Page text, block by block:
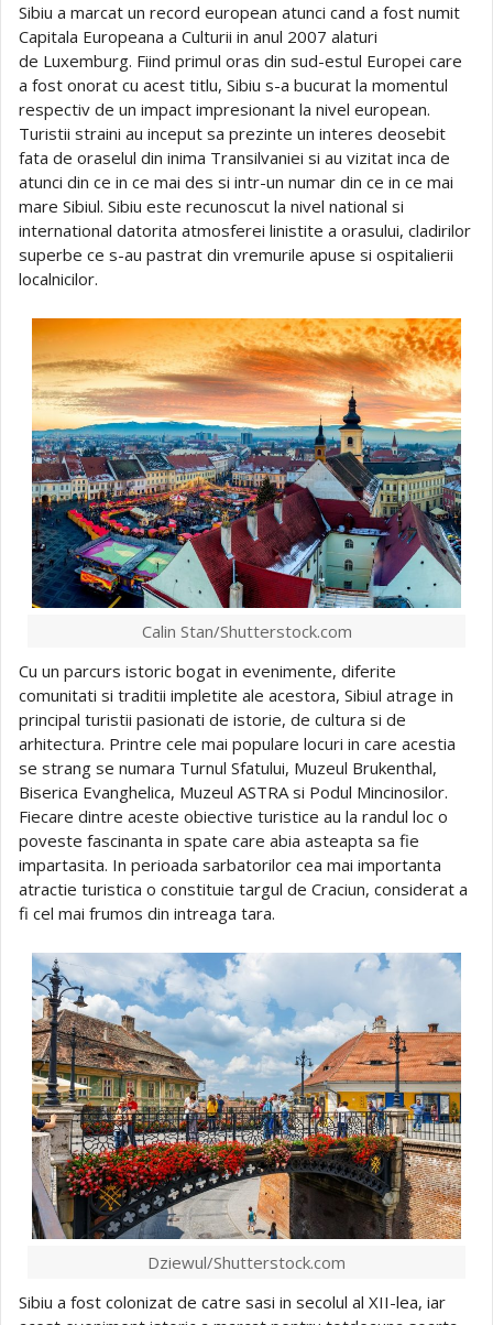
Sibiu a marcat un record european atunci cand a fost numit
Capitala Europeana a Culturii in anul 2007 alaturi
de Luxemburg. Fiind primul oras din sud-estul Europei care
a fost onorat cu acest titlu, Sibiu s-a bucurat la momentul
respectiv de un impact impresionant la nivel european.
Turistii straini au inceput sa prezinte un interes deosebit
fata de oraselul din inima Transilvaniei si au vizitat inca de
atunci din ce in ce mai des si intr-un numar din ce in ce mai
mare Sibiul. Sibiu este recunoscut la nivel national si
international datorita atmosferei linistite a orasului, cladirilor
superbe ce s-au pastrat din vremurile apuse si ospitalierii
localnicilor.
Calin Stan/Shutterstock.com
Cu un parcurs istoric bogat in evenimente, diferite
comunitati si traditii impletite ale acestora, Sibiul atrage in
principal turistii pasionati de istorie, de cultura si de
arhitectura. Printre cele mai populare locuri in care acestia
se strang se numara Turnul Sfatului, Muzeul Brukenthal,
Biserica Evanghelica, Muzeul ASTRA si Podul Mincinosilor.
Fiecare dintre aceste obiective turistice au la randul loc o
poveste fascinanta in spate care abia asteapta sa fie
impartasita. In perioada sarbatorilor cea mai importanta
atractie turistica o constituie targul de Craciun, considerat a
fi cel mai frumos din intreaga tara.
Dziewul/Shutterstock.com
Sibiu a fost colonizat de catre sasi in secolul al XII-lea, iar